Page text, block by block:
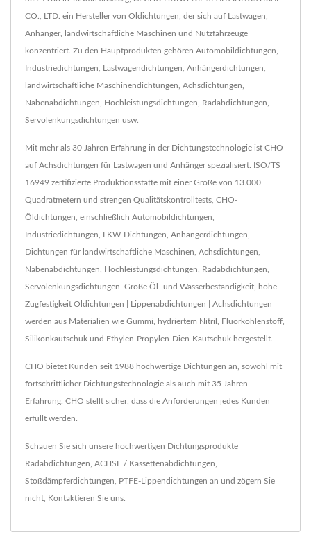
CO., LTD. ein Hersteller von Öldichtungen, der sich auf Lastwagen,
Anhänger, landwirtschaftliche Maschinen und Nutzfahrzeuge
konzentriert. Zu den Hauptprodukten gehören Automobildichtungen,
Industriedichtungen, Lastwagendichtungen, Anhängerdichtungen,
landwirtschaftliche Maschinendichtungen, Achsdichtungen,
Nabenabdichtungen, Hochleistungsdichtungen, Radabdichtungen,
Servolenkungsdichtungen usw.
Mit mehr als 30 Jahren Erfahrung in der Dichtungstechnologie ist CHO
auf Achsdichtungen für Lastwagen und Anhänger spezialisiert. ISO/TS
16949 zertifizierte Produktionsstätte mit einer Größe von 13.000
Quadratmetern und strengen Qualitätskontrolltests, CHO-
Öldichtungen, einschließlich Automobildichtungen,
Industriedichtungen, LKW-Dichtungen, Anhängerdichtungen,
Dichtungen für landwirtschaftliche Maschinen, Achsdichtungen,
Nabenabdichtungen, Hochleistungsdichtungen, Radabdichtungen,
Servolenkungsdichtungen. Große Öl- und Wasserbeständigkeit, hohe
Zugfestigkeit Öldichtungen | Lippenabdichtungen | Achsdichtungen
werden aus Materialien wie Gummi, hydriertem Nitril, Fluorkohlenstoff,
Silikonkautschuk und Ethylen-Propylen-Dien-Kautschuk hergestellt.
CHO bietet Kunden seit 1988 hochwertige Dichtungen an, sowohl mit
fortschrittlicher Dichtungstechnologie als auch mit 35 Jahren
Erfahrung. CHO stellt sicher, dass die Anforderungen jedes Kunden
erfüllt werden.
Schauen Sie sich unsere hochwertigen Dichtungsprodukte
Radabdichtungen ACHSE / Kassettenabdichtungen
Stoßdämpferdichtungen PTFE-Lippendichtungen an und zögern Sie
nicht, Kontaktieren Sie uns